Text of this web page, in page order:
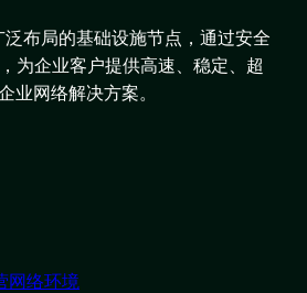
布局的基础设施节点，通过安全
为企业客户提供高速、稳定、超
业网络解决方案。
网络环境